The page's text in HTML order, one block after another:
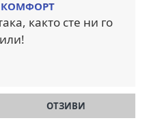
КОМФОРТ
както сте ни го
ОТЗИВИ